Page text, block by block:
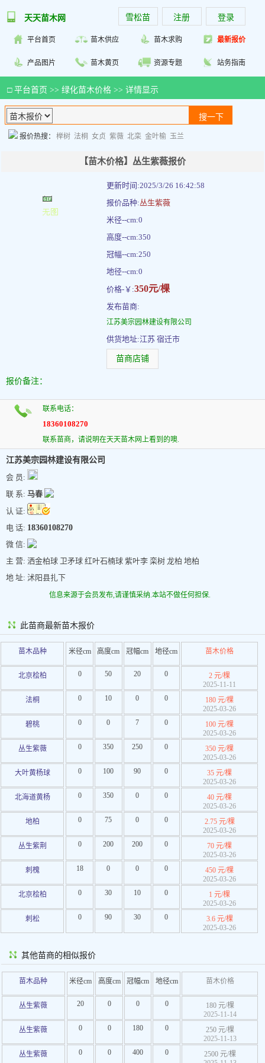
天天苗木网 雪松苗 注册 登录
平台首页 苗木供应 苗木求购 最新报价
产品图片 苗木黄页 资源专题 站务指南
□ 平台首页 >> 绿化苗木价格 >> 详情显示
报价热搜： 榉树 法桐 女贞 紫薇 北栾 金叶榆 玉兰
【苗木价格】丛生紫薇报价
更新时间:2025/3/26 16:42:58
报价品种:丛生紫薇
米径--cm:0
高度--cm:350
冠幅--cm:250
地径--cm:0
价格-￥:350元/棵
发布苗商:
江苏美宗园林建设有限公司
供货地址:江苏 宿迁市
苗商店铺
报价备注：
联系电话：
18360108270
联系苗商，请说明在天天苗木网上看到的噢.
江苏美宗园林建设有限公司
会 员:
联 系: 马春
认 证:
电 话: 18360108270
微 信:
主 营: 洒金柏球 卫矛球 红叶石楠球 紫叶李 栾树 龙柏 地柏
地 址: 沭阳县扎下
信息来源于会员发布,请谨慎采纳.本站不做任何担保.
此苗商最新苗木报价
苗木品种 米径cm 高度cm 冠幅cm 地径cm 苗木价格
北京桧柏 0 50 20 0
2 元/棵
2025-11-11
法桐
0 10 0 0
180 元/棵
2025-03-26
碧桃
0 0 7 0
100 元/棵
2025-03-26
丛生紫薇
0 350 250 0
350 元/棵
2025-03-26
大叶黄杨球
0 100 90 0
35 元/棵
2025-03-26
北海道黄杨
0 350 0 0
40 元/棵
2025-03-26
地柏
0 75 0 0
2.75 元/棵
2025-03-26
丛生紫荆
0 200 200 0
70 元/棵
2025-03-26
刺槐
18 0 0 0
450 元/棵
2025-03-26
北京桧柏
0 30 10 0
1 元/棵
2025-03-26
刺松
0 90 30 0
3.6 元/棵
2025-03-26
其他苗商的相似报价
苗木品种 米径cm 高度cm 冠幅cm 地径cm 苗木价格
丛生紫薇 20 0 0 0
180 元/棵
2025-11-14
丛生紫薇
0 0 180 0
250 元/棵
2025-11-13
丛生紫薇
0 0 400 0
2500 元/棵